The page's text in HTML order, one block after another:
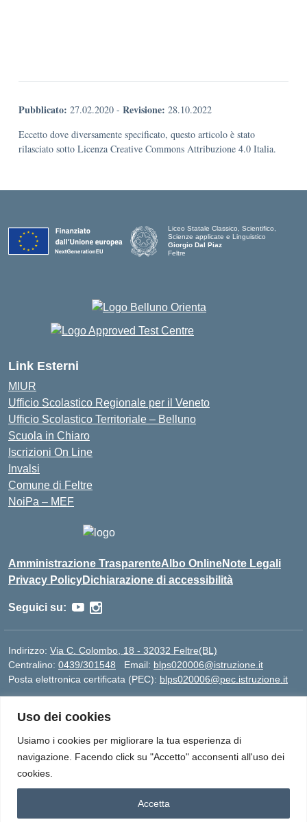
Uso dei cookies
Usiamo i cookies per migliorare la tua esperienza di
navigazione. Facendo click su "Accetto" acconsenti all'uso dei
cookies.
Accetta
Pubblicato: 27.02.2020 - Revisione: 28.10.2022
Eccetto dove diversamente specificato, questo articolo è stato
rilasciato sotto Licenza Creative Commons Attribuzione 4.0 Italia.
Liceo Statale Classico, Scientifico,
Scienze applicate e Linguistico
Giorgio Dal Piaz
Feltre
Link Esterni
MIUR
Ufficio Scolastico Regionale per il Veneto
Ufficio Scolastico Territoriale – Belluno
Scuola in Chiaro
Iscrizioni On Line
Invalsi
Comune di Feltre
NoiPa – MEF
Amministrazione TrasparenteAlbo OnlineNote Legali
Privacy PolicyDichiarazione di accessibilità
Seguici su:
Indirizzo: Via C. Colombo, 18 - 32032 Feltre(BL)
Centralino: 0439/301548 Email: blps020006@istruzione.it
Posta elettronica certificata (PEC): blps020006@pec.istruzione.it
Codice meccanografico:
Codice unico di fatturazione (CUF): UFBAL5